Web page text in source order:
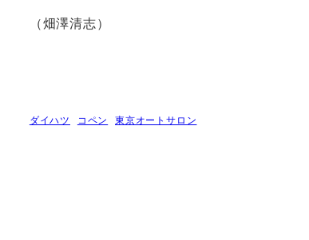
（畑澤清志）
ダイハツ コペン 東京オートサロン